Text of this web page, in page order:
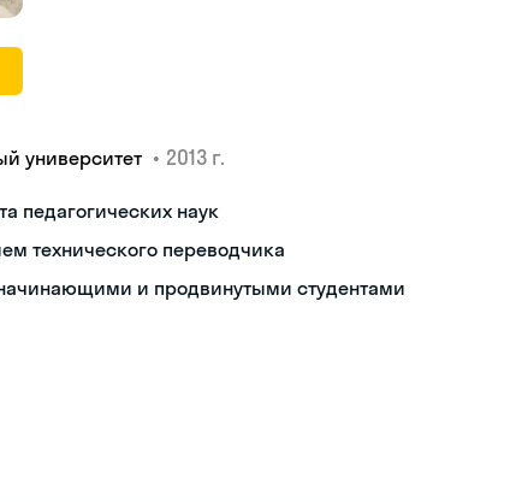
университет • 2013 г.
педагогических наук
технического переводчика
и продвинутыми студентами